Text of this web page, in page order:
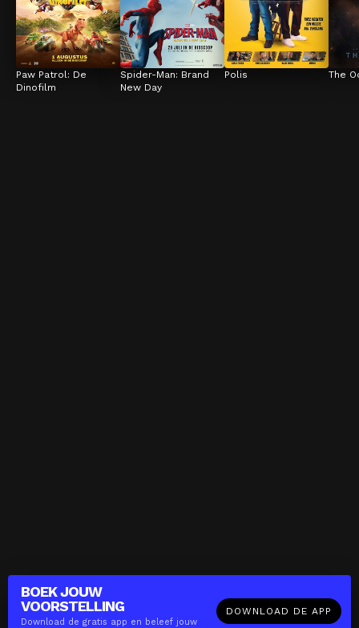
BOEK JOUW
VOORSTELLING
Download de gratis app en beleef jouw
DOWNLOAD DE APP
Paw Patrol: De
Dinofilm
Spider-Man: Brand
New Day
Polis The